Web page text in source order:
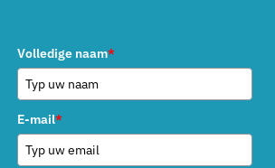
Volledige naam*
E-mail*